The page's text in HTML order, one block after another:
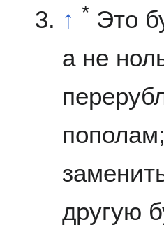
↑ * Это
а не
другую